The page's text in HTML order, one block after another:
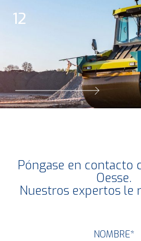
12
Póngase en contacto
Oesse.
Nuestros expertos le
NOMBRE*